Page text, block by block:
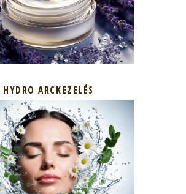
HYDRO ARCKEZELÉS